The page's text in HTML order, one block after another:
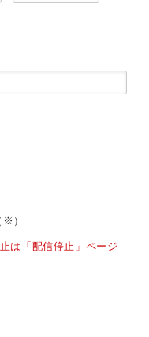
※）
は「配信停止」ページ